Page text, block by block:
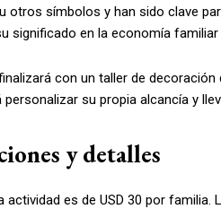
otros símbolos y han sido clave
significado en la economía
con un taller de
su propia alcancía y
y detalles
actividad es de USD 30 por